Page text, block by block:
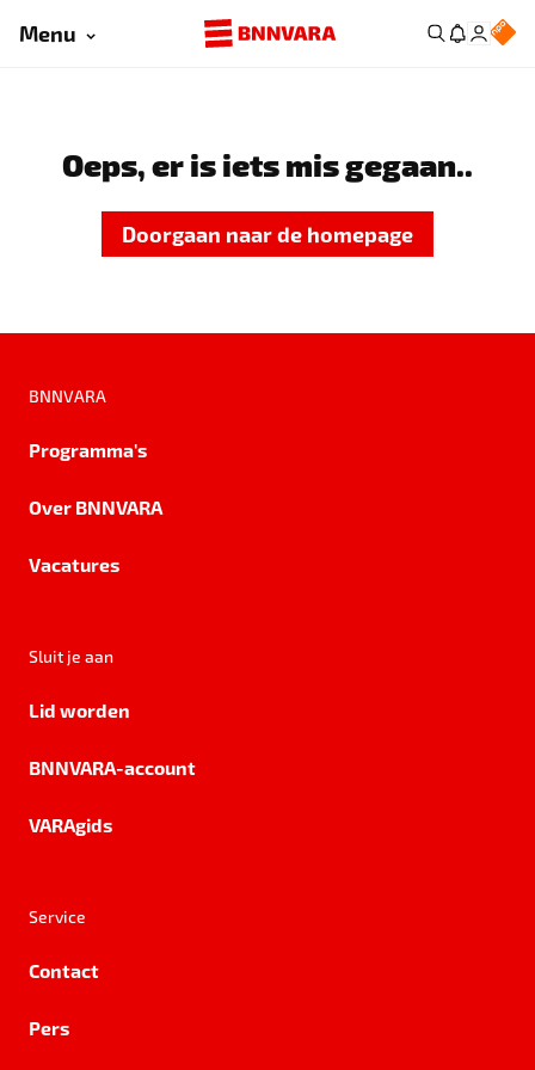
Menu
Oeps, er is iets mis gegaan..
Doorgaan naar de homepage
BNNVARA
Programma's
Over BNNVARA
Vacatures
Sluit je aan
Lid worden
BNNVARA-account
VARAgids
Service
Contact
Pers